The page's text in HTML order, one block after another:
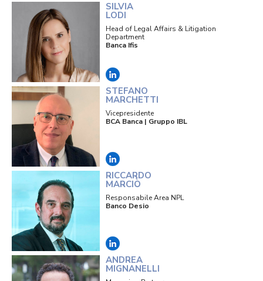
SILVIA
LODI
Head of Legal Affairs & Litigation
Department
Banca Ifis
STEFANO
MARCHETTI
Vicepresidente
BCA Banca | Gruppo IBL
RICCARDO
MARCIÒ
Responsabile Area NPL
Banco Desio
ANDREA
MIGNANELLI